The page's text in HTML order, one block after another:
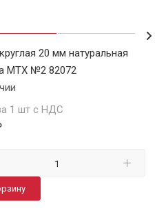
20 мм натуральная
MTX №2 82072
1 шт с НДС